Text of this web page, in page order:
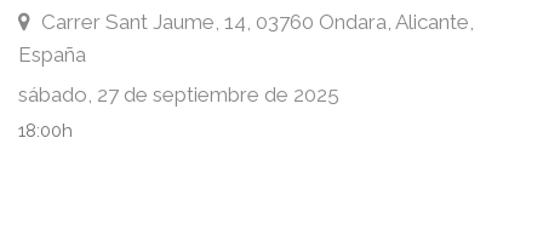
Carrer Sant Jaume, 14, 03760 Ondara, Alicante,
España
sábado, 27 de septiembre de 2025
18:00h